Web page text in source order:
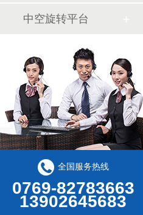
中空旋转平台
全国服务热线
0769-82783663
13902645683